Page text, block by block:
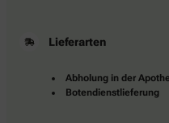
Lieferarten
Abholung in der
Botendienstlieferung